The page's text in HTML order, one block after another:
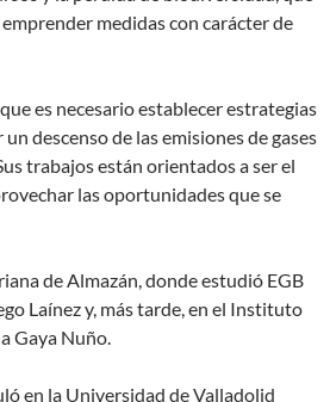
medidas con carácter de
es necesario establecer estrategias
descenso de las emisiones de gases
trabajos están orientados a ser el
las oportunidades que se
de Almazán, donde estudió EGB
Laínez y, más tarde, en el Instituto
Gaya Nuño.
en la Universidad de Valladolid